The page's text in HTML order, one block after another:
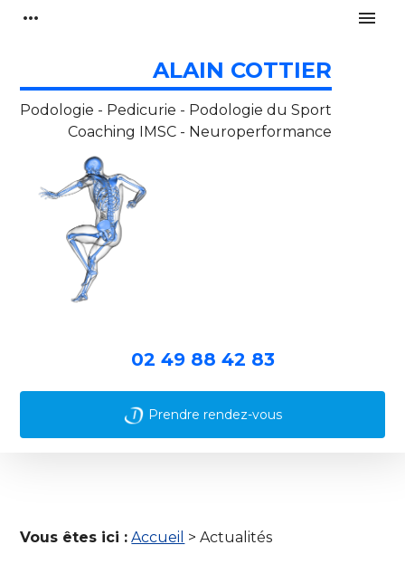
more_horiz menu
ALAIN COTTIER
Podologie - Pedicurie - Podologie du Sport
Coaching IMSC - Neuroperformance
02 49 88 42 83
Prendre rendez-vous
Vous êtes ici : Accueil > Actualités